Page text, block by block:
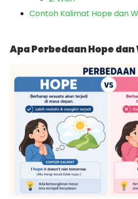
Contoh Kalimat Hope dan
Apa Perbedaan Hope dan